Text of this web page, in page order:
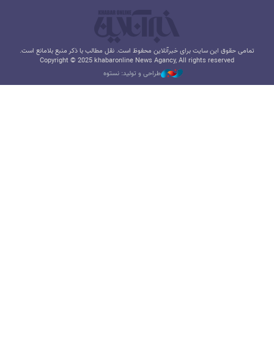
تمامی حقوق این سایت برای خبرآنلاین محفوظ است. نقل مطالب با ذکر منبع بلامانع است.
Copyright © 2025 khabaronline News Agancy, All rights reserved
طراحی و تولید: نستوه